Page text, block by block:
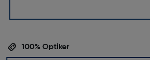
100% Optiker